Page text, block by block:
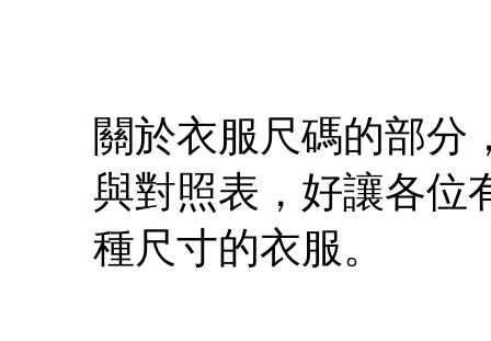
關於衣服尺碼的部分
與對照表，好讓各位
種尺寸的衣服。